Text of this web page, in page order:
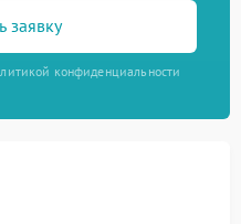
заявку
конфиденциальности